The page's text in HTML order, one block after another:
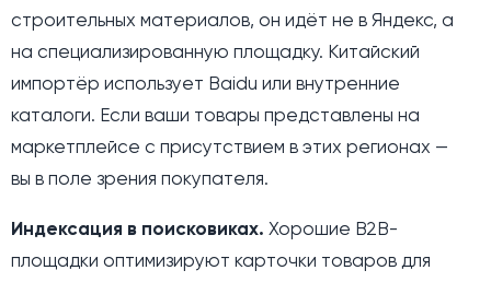
строительных материалов, он идёт не в Яндекс, а
на специализированную площадку. Китайский
импортёр использует Baidu или внутренние
каталоги. Если ваши товары представлены на
маркетплейсе с присутствием в этих регионах —
вы в поле зрения покупателя.
Индексация в поисковиках. Хорошие B2B-
площадки оптимизируют карточки товаров для